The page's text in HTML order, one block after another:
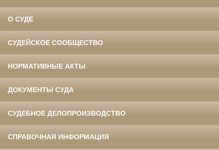
О СУДЕ
СУДЕЙСКОЕ СООБЩЕСТВО
НОРМАТИВНЫЕ АКТЫ
ДОКУМЕНТЫ СУДА
СУДЕБНОЕ ДЕЛОПРОИЗВОДСТВО
СПРАВОЧНАЯ ИНФОРМАЦИЯ